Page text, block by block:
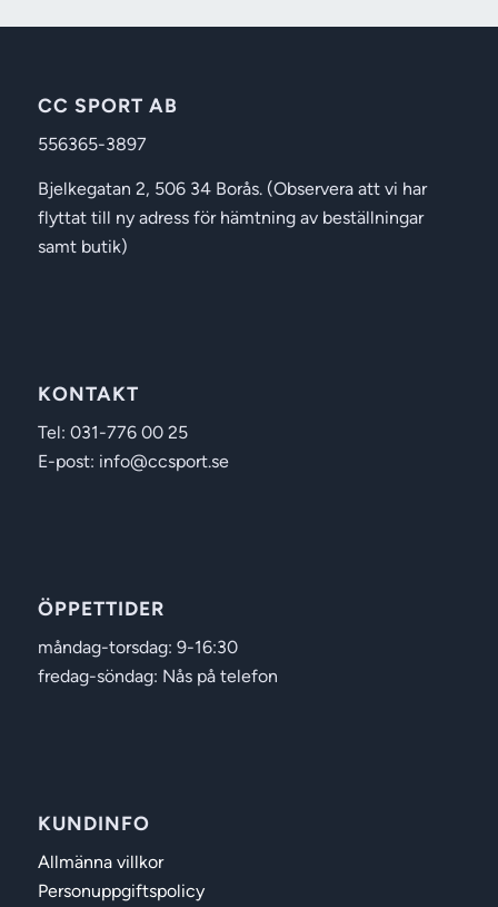
CC SPORT AB
556365-3897
Bjelkegatan 2, 506 34 Borås. (Observera att vi har
flyttat till ny adress för hämtning av beställningar
samt butik)
KONTAKT
Tel: 031-776 00 25
E-post: info@ccsport.se
ÖPPETTIDER
måndag-torsdag: 9-16:30
fredag-söndag: Nås på telefon
KUNDINFO
Allmänna villkor
Personuppgiftspolicy